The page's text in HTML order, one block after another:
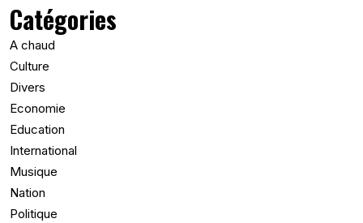
Catégories
A chaud
Culture
Divers
Economie
Education
International
Musique
Nation
Politique